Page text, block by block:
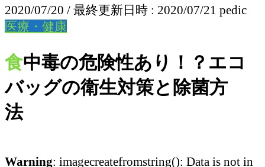
2020/07/20 / 最終更新日時 : 2020/07/21 pedic
医療・健康
食中毒の危険性あり！？エコ
バッグの衛生対策と除菌方
法
Warning: imagecreatefromstring(): Data is not in